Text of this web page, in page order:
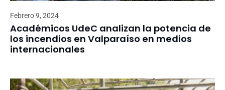
Febrero 9, 2024
Académicos UdeC analizan la potencia de
los incendios en Valparaíso en medios
internacionales